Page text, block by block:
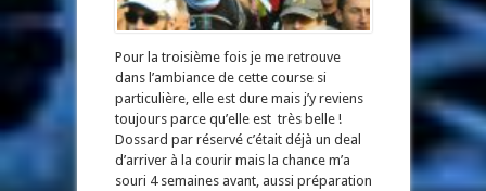
Pour la troisième fois je me retrouve
dans l’ambiance de cette course si
particulière, elle est dure mais j’y reviens
toujours parce qu’elle est très belle !
Dossard par réservé c’était déjà un deal
d’arriver à la courir mais la chance m’a
souri 4 semaines avant, aussi préparation